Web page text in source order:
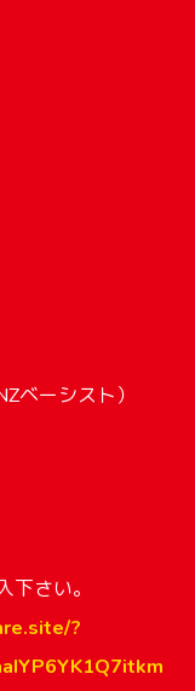
ベーシスト）
さい。
?